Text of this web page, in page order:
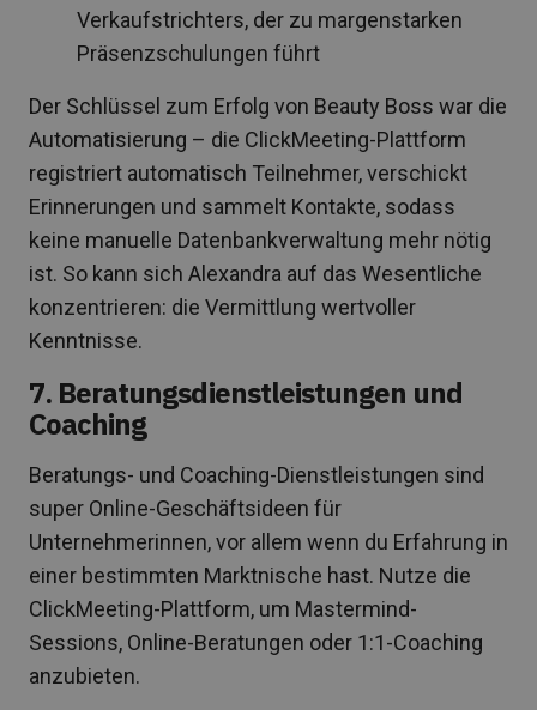
Verkaufstrichters, der zu margenstarken
Präsenzschulungen führt
Der Schlüssel zum Erfolg von Beauty Boss war die
Automatisierung – die ClickMeeting-Plattform
registriert automatisch Teilnehmer, verschickt
Erinnerungen und sammelt Kontakte, sodass
keine manuelle Datenbankverwaltung mehr nötig
ist. So kann sich Alexandra auf das Wesentliche
konzentrieren: die Vermittlung wertvoller
Kenntnisse.
7. Beratungsdienstleistungen und
Coaching
Beratungs- und Coaching-Dienstleistungen sind
super Online-Geschäftsideen für
Unternehmerinnen, vor allem wenn du Erfahrung in
einer bestimmten Marktnische hast. Nutze die
ClickMeeting-Plattform, um Mastermind-
Sessions, Online-Beratungen oder 1:1-Coaching
anzubieten.